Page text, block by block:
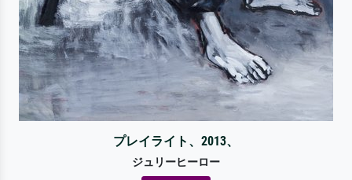
プレイライト、2013、
ジュリーヒーロー